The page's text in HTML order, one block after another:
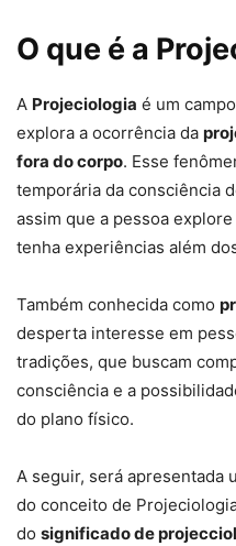
O que é a
A Projeciologia é um
explora a ocorrência da
fora do corpo. Esse
temporária da consciência
assim que a pessoa
tenha experiências além
Também conhecida como
desperta interesse em
tradições, que buscam
consciência e a
do plano físico.
A seguir, será apresentada
do conceito de
do significado de